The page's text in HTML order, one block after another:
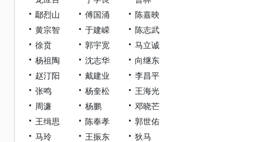
鄢烈山
傅国涌
陈嘉映
黄宗智
于建嵘
陈志武
徐贲
郭宇宽
马立诚
杨祖陶
沈志华
向继东
赵汀阳
戴建业
李昌平
张鸣
杨奎松
王海光
周濂
杨鹏
邓晓芒
王缉思
陈奉孝
郭世佑
马玲
王振东
狄马